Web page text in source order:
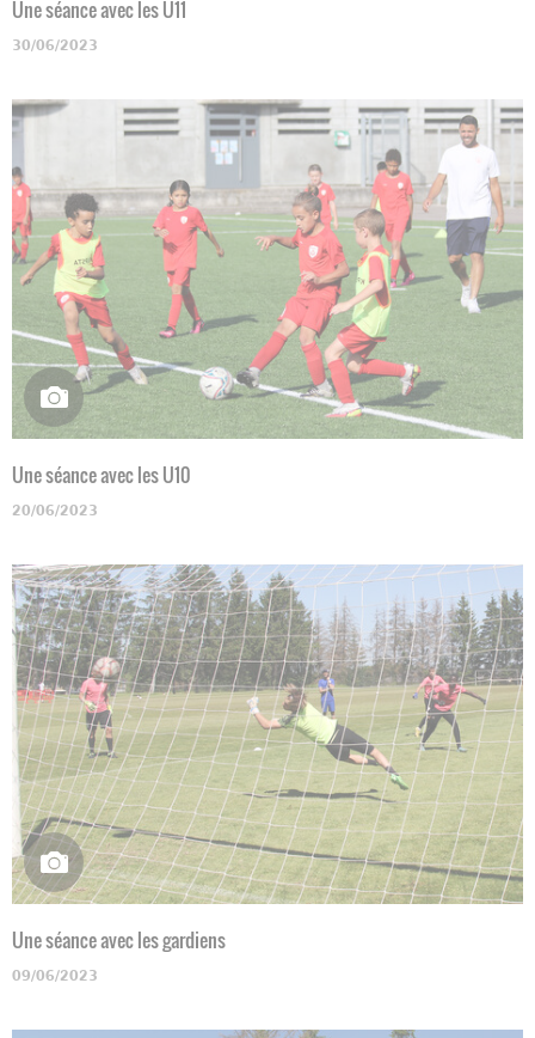
Une séance avec les U11
30/06/2023
Une séance avec les U10
20/06/2023
Une séance avec les gardiens
09/06/2023